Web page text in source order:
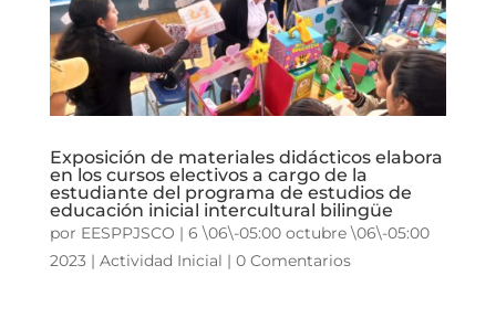
Exposición de materiales didácticos elabora
en los cursos electivos a cargo de la
estudiante del programa de estudios de
educación inicial intercultural bilingüe
por EESPPJSCO | 6 \06\-05:00 octubre \06\-05:00
2023| Actividad Inicial | 0 Comentarios